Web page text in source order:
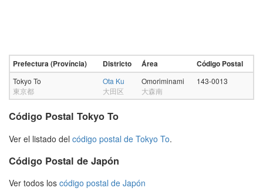
Prefectura (Província) Districto Área Código Postal
Tokyo To
東京都
Ota Ku
大田区
Omoriminami
大森南
143-0013
Código Postal Tokyo To
Ver el listado del código postal de Tokyo To.
Código Postal de Japón
Ver todos los código postal de Japón